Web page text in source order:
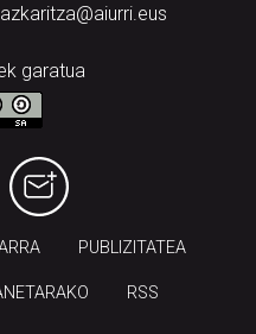
garatua
PUBLIZITATEA
RSS